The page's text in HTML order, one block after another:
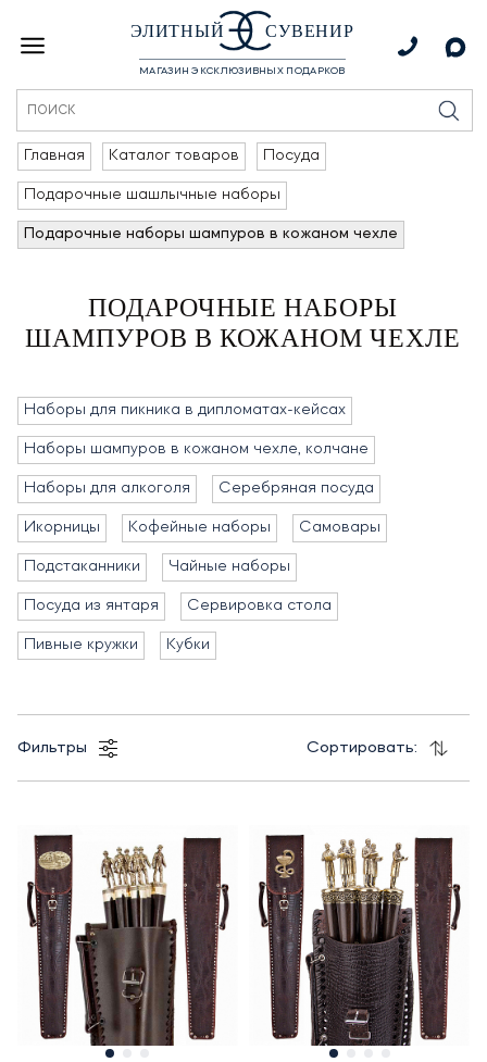
ЭЛИТНЫЙ СУВЕНИР
МАГАЗИН ЭКСКЛЮЗИВНЫХ ПОДАРКОВ
Главная Каталог товаров Посуда
Подарочные шашлычные наборы
Подарочные наборы шампуров в кожаном чехле
ПОДАРОЧНЫЕ НАБОРЫ
ШАМПУРОВ В КОЖАНОМ ЧЕХЛЕ
Наборы для пикника в дипломатах-кейсах
Наборы шампуров в кожаном чехле, колчане
Наборы для алкоголя Серебряная посуда
Икорницы Кофейные наборы Самовары
Подстаканники Чайные наборы
Посуда из янтаря Сервировка стола
Пивные кружки Кубки
Фильтры Сортировать: